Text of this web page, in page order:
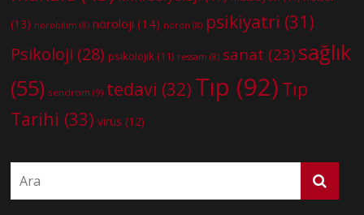
(13) nörobilim (8) nöroloji (14) nöron (8) psikiyatri (31)
Psikoloji (28) psikolojik (11) ressam (8) sanat (23) sağlık
(55) sendrom (9) tedavi (32) Tıp (92) Tıp
Tarihi (33) virüs (12)